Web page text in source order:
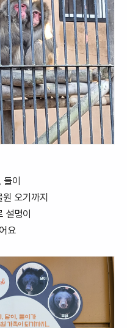
이
오기까지
설명이
요